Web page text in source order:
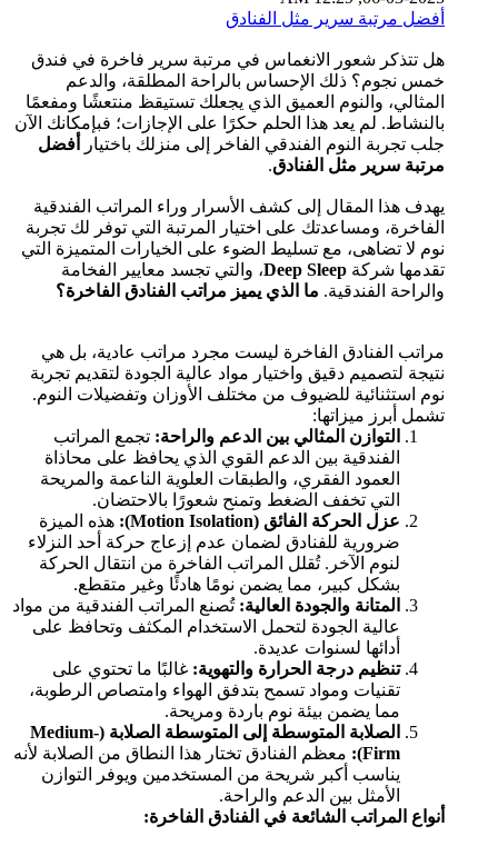
أفضل مرتبة سرير مثل الفنادق
هل تتذكر شعور الانغماس في مرتبة سرير فاخرة في فندق
خمس نجوم؟ ذلك الإحساس بالراحة المطلقة، والدعم
المثالي، والنوم العميق الذي يجعلك تستيقظ منتعشًا ومفعمًا
بالنشاط. لم يعد هذا الحلم حكرًا على الإجازات؛ فبإمكانك الآن
جلب تجربة النوم الفندقي الفاخر إلى منزلك باختيار
أفضل
مرتبة سرير مثل الفنادق.
يهدف هذا المقال إلى كشف الأسرار وراء المراتب الفندقية
الفاخرة، ومساعدتك على اختيار المرتبة التي توفر لك تجربة
نوم لا تضاهى، مع تسليط الضوء على الخيارات المتميزة التي
تقدمها شركة Deep Sleep، والتي تجسد معايير الفخامة
والراحة الفندقية. ما الذي يميز مراتب الفنادق الفاخرة؟
مراتب الفنادق الفاخرة ليست مجرد مراتب عادية، بل هي
نتيجة لتصميم دقيق واختيار مواد عالية الجودة لتقديم تجربة
نوم استثنائية للضيوف من مختلف الأوزان وتفضيلات النوم.
تشمل أبرز ميزاتها:
التوازن المثالي بين الدعم والراحة: تجمع المراتب
الفندقية بين الدعم القوي الذي يحافظ على محاذاة
العمود الفقري، والطبقات العلوية الناعمة والمريحة
التي تخفف الضغط وتمنح شعورًا بالاحتضان.
عزل الحركة الفائق (Motion Isolation):
هذه الميزة
ضرورية للفنادق لضمان عدم إزعاج حركة أحد النزلاء
لنوم الآخر. تُقلل المراتب الفاخرة من انتقال الحركة
بشكل كبير، مما يضمن نومًا هادئًا وغير متقطع.
المتانة والجودة العالية: تُصنع المراتب الفندقية من مواد
عالية الجودة لتحمل الاستخدام المكثف وتحافظ على
أدائها لسنوات عديدة.
تنظيم درجة الحرارة والتهوية: غالبًا ما تحتوي على
تقنيات ومواد تسمح بتدفق الهواء وامتصاص الرطوبة،
مما يضمن بيئة نوم باردة ومريحة.
الصلابة المتوسطة إلى المتوسطة الصلابة (Medium-
Firm):
معظم الفنادق تختار هذا النطاق من الصلابة لأنه
يناسب أكبر شريحة من المستخدمين ويوفر التوازن
الأمثل بين الدعم والراحة.
أنواع المراتب الشائعة في الفنادق الفاخرة: